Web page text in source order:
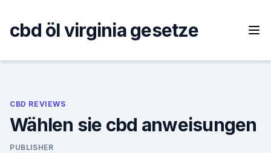
content
cbd öl virginia gesetze
CBD REVIEWS
Wählen sie cbd anweisungen
PUBLISHER